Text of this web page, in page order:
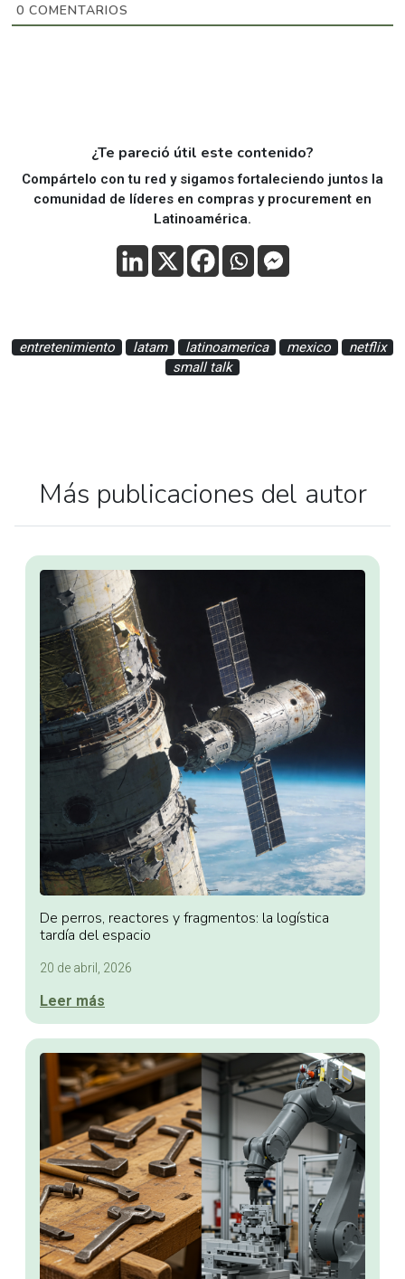
0 COMENTARIOS
¿Te pareció útil este contenido?
Compártelo con tu red y sigamos fortaleciendo juntos la
comunidad de líderes en compras y procurement en
Latinoamérica.
entretenimiento latam latinoamerica mexico
netflix
small talk
Más publicaciones del autor
De perros, reactores y fragmentos: la logística
tardía del espacio
20 de abril, 2026
Leer más